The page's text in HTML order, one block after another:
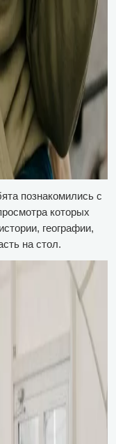
познакомились с
которых
географии,
на стол.